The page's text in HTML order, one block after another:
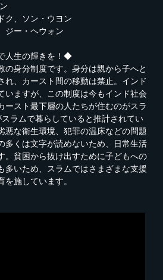
ク、ソン・ウヨン
ジー・ヘウォン
人生の輝きを！◆
の身分制度です。身分は親から子へと
れ、カースト間の移動は禁止。インド
いますが、この制度は今もインド社会
ースト最下層の人たちが住むのがスラ
ラムで暮らしていると推計されてい
悪な衛生環境、犯罪の温床などの問題
多くは文字が読めないため、日常生活
。貧困から抜け出すために子どもへの
多いため、スラムではさまざまな支援
施しています。